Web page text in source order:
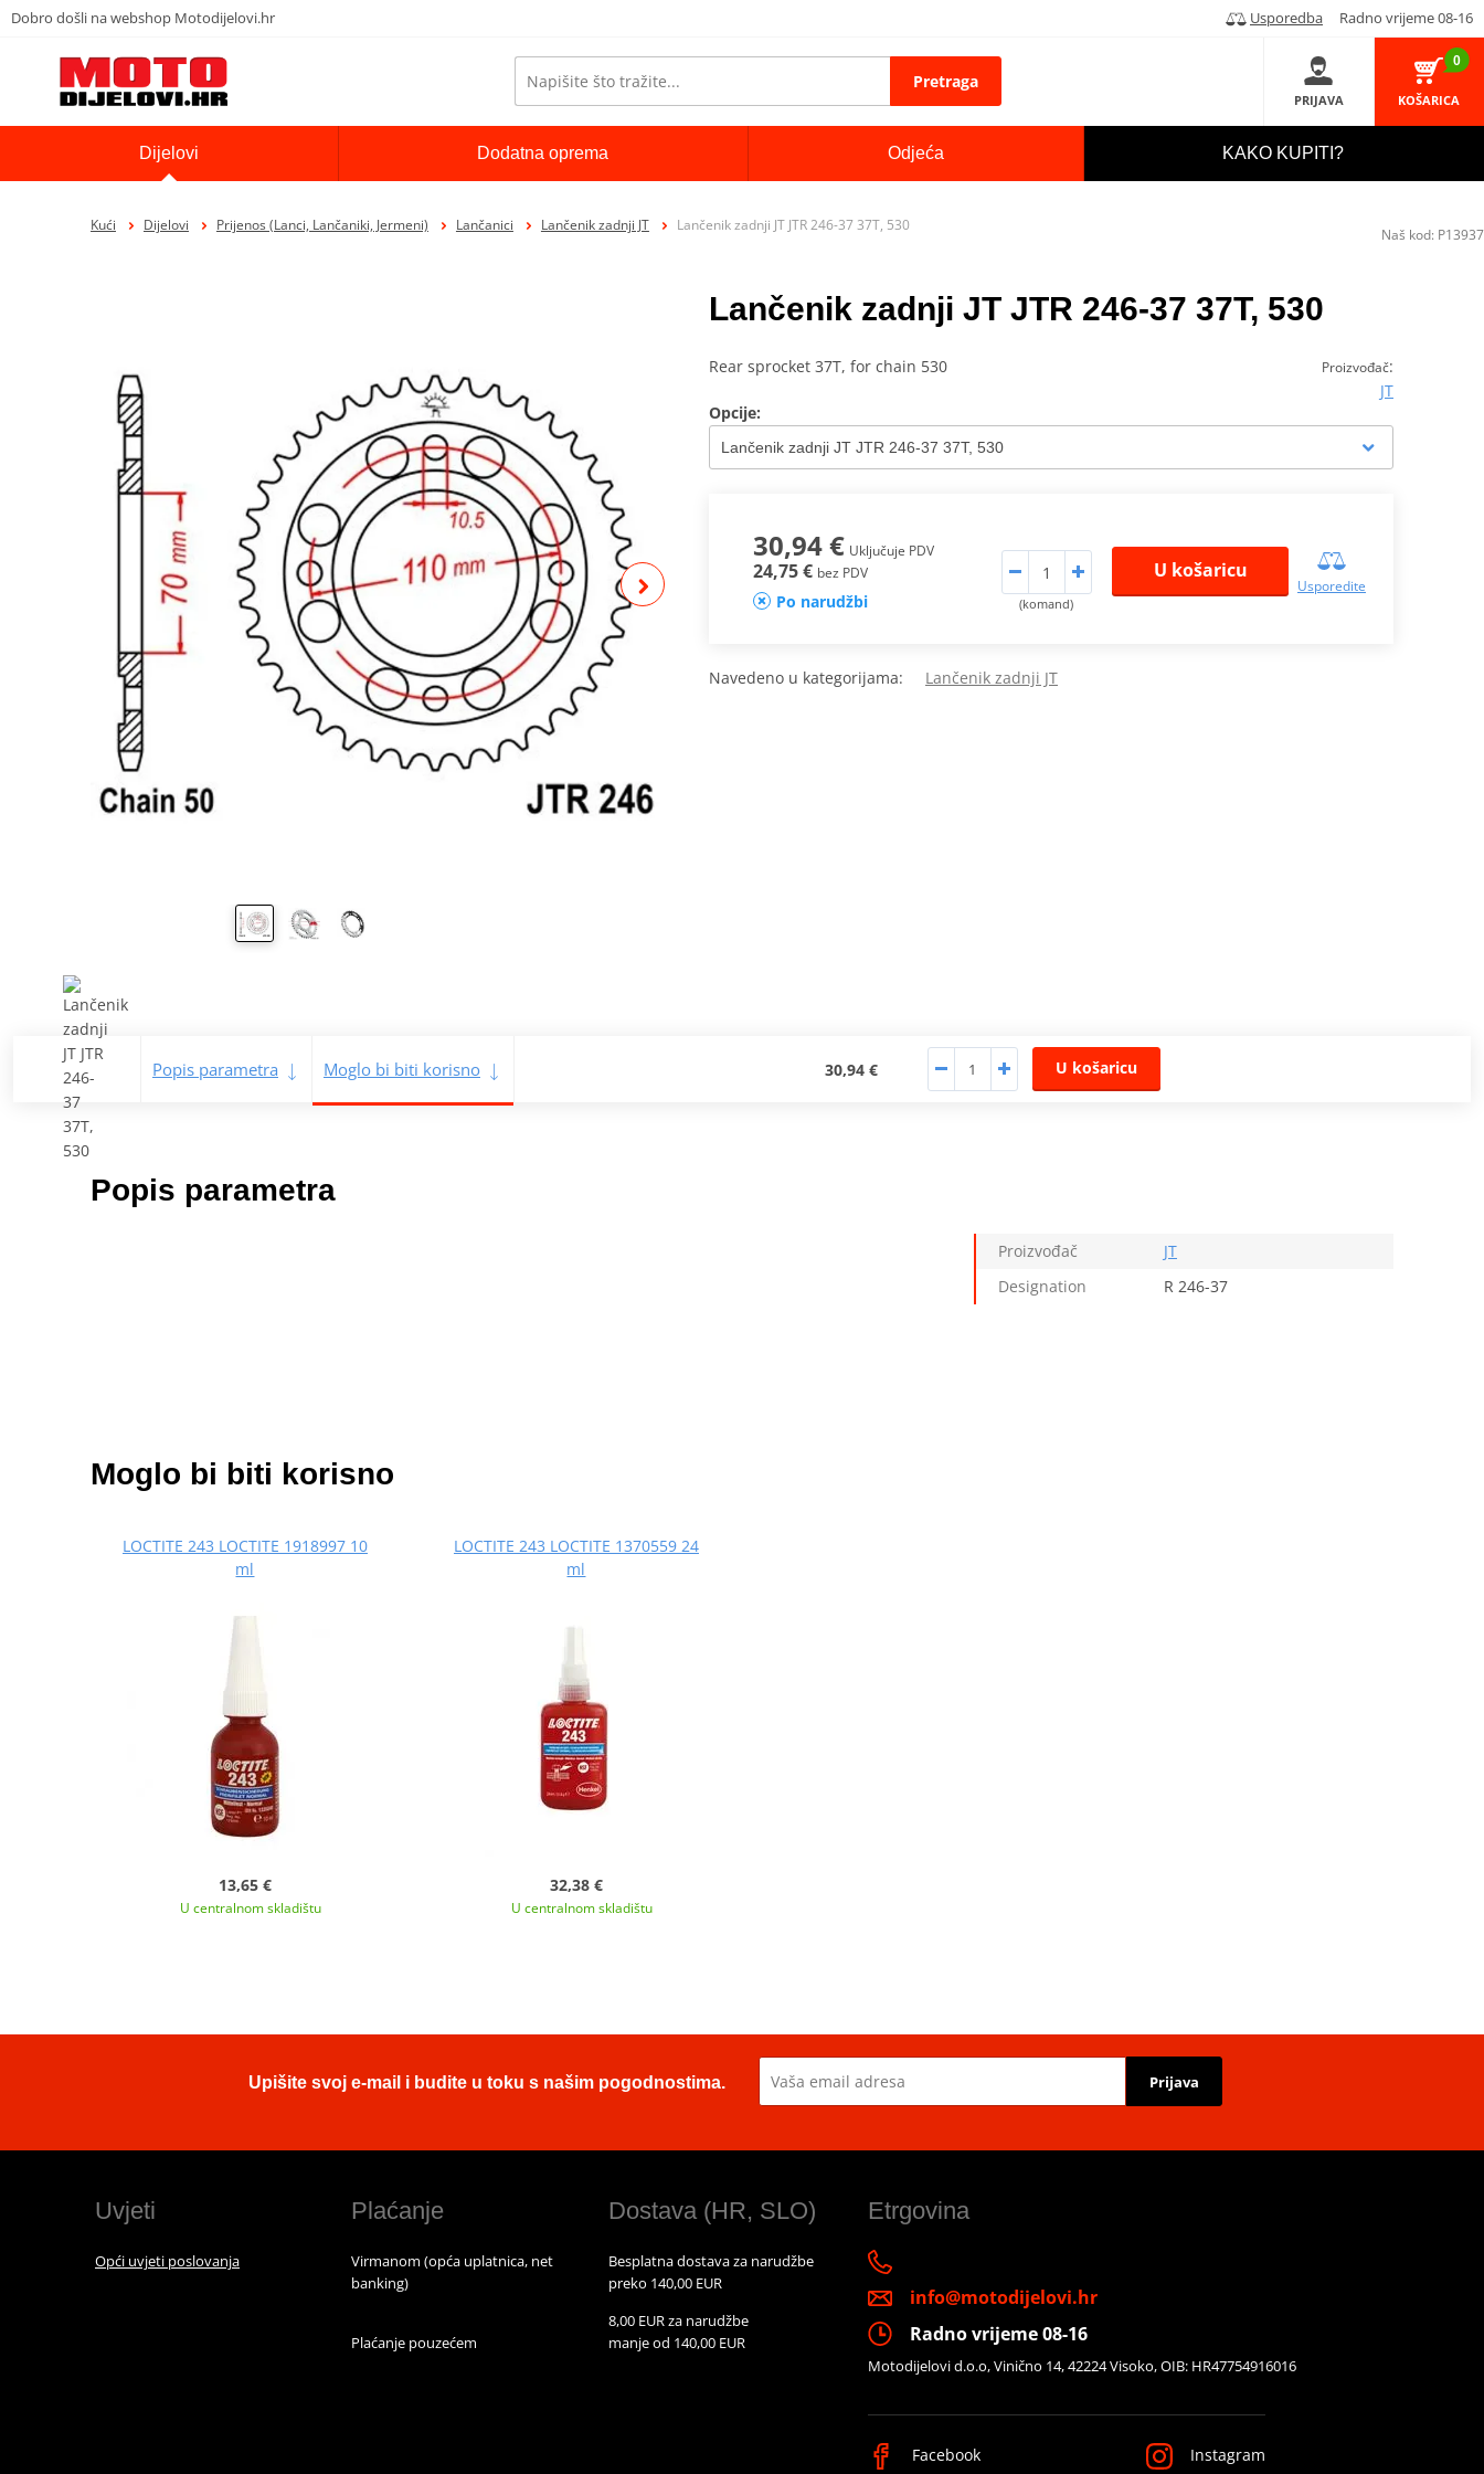
Dobro došli na webshop Motodijelovi.hr Usporedba Radno vrijeme 08-16
Pretraga
PRIJAVA
0
KOŠARICA
Dijelovi Dodatna oprema Odjeća KAKO KUPITI?
Kući Dijelovi Prijenos (Lanci, Lančaniki, Jermeni) Lančanici Lančenik zadnji JT Lančenik zadnji JT JTR 246-37 37T, 530
Lančenik zadnji JT JTR 246-37 37T, 530
Proizvođač:
JT
Rear sprocket 37T, for chain 530
Opcije:
30,94 € Uključuje PDV
24,75 € bez PDV
Po narudžbi (komand)
U košaricu
Usporedite
Navedeno u kategorijama: Lančenik zadnji JT
Popis parametra Moglo bi biti korisno 30,94 € U košaricu
Popis parametra
Proizvođač
JT
Designation
R 246-37
Naš kod: P13937
Moglo bi biti korisno
LOCTITE 243 LOCTITE 1918997 10
ml
13,65 €
U centralnom skladištu
LOCTITE 243 LOCTITE 1370559 24
ml
32,38 €
U centralnom skladištu
Upišite svoj e-mail i budite u toku s našim pogodnostima. Prijava
Uvjeti
Opći uvjeti poslovanja
Plaćanje
Virmanom (opća uplatnica, net
banking)
Plaćanje pouzećem
Dostava (HR, SLO)
Besplatna dostava za narudžbe
preko 140,00 EUR
8,00 EUR za narudžbe
manje od 140,00 EUR
Etrgovina
info@motodijelovi.hr
Radno vrijeme 08-16
Motodijelovi d.o.o, Vinično 14, 42224 Visoko, OIB: HR47754916016
Facebook Instagram